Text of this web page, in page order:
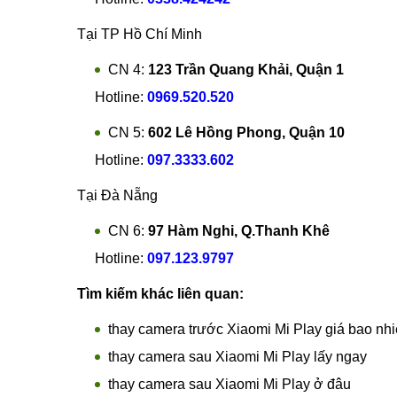
Tại TP Hồ Chí Minh
CN 4: 123 Trần Quang Khải, Quận 1
Hotline: 0969.520.520
CN 5: 602 Lê Hồng Phong, Quận 10
Hotline: 097.3333.602
Tại Đà Nẵng
CN 6: 97 Hàm Nghi, Q.Thanh Khê
Hotline: 097.123.9797
Tìm kiếm khác liên quan:
thay camera trước Xiaomi Mi Play giá bao
thay camera sau Xiaomi Mi Play lấy ngay
thay camera sau Xiaomi Mi Play ở đâu